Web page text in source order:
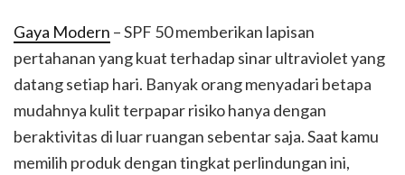
Gaya Modern – SPF 50 memberikan lapisan
pertahanan yang kuat terhadap sinar ultraviolet yang
datang setiap hari. Banyak orang menyadari betapa
mudahnya kulit terpapar risiko hanya dengan
beraktivitas di luar ruangan sebentar saja. Saat kamu
memilih produk dengan tingkat perlindungan ini,